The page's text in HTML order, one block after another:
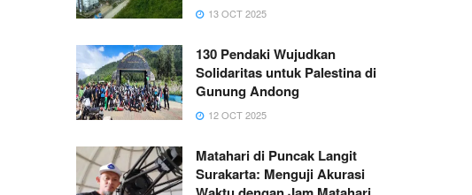
13 OCT 2025
130 Pendaki Wujudkan
Solidaritas untuk Palestina di
Gunung Andong
12 OCT 2025
Matahari di Puncak Langit
Surakarta: Menguji Akurasi